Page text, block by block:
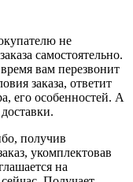
не
самостоятельно.
вам перезвонит
заказа, ответит
его особенностей. А
получив
укомплектовав
на